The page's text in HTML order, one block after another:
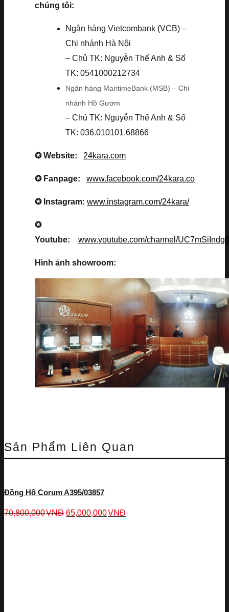
chúng tôi:
Ngân hàng Vietcombank (VCB) –
Chi nhánh Hà Nội
– Chủ TK: Nguyễn Thế Anh & Số
TK: 0541000212734
Ngân hàng MaritimeBank (MSB) – Chi
nhánh Hồ Gươm
– Chủ TK: Nguyễn Thế Anh & Số
TK: 036.010101.68866
✪ Website: 24kara.com
✪ Fanpage: www.facebook.com/24kara.co
✪ Instagram: www.instagram.com/24kara/
✪
Youtube: www.youtube.com/channel/
Hình ảnh showroom:
Sản Phẩm Liên Quan
Đồng Hồ Corum A395/03857
70,800,000VNĐ 65,000,000VNĐ